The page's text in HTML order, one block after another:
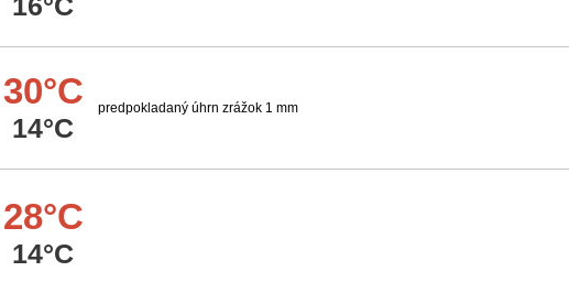
30°C
14°C
predpokladaný úhrn zrážok 1 mm
28°C
14°C